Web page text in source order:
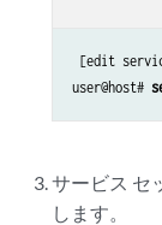
[edit
user@host#
サービス セ
します。